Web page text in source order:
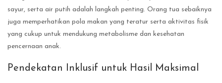
sayur, serta air putih adalah langkah penting. Orang tua sebaiknya
juga memperhatikan pola makan yang teratur serta aktivitas fisik
yang cukup untuk mendukung metabolisme dan kesehatan
pencernaan anak.
Pendekatan Inklusif untuk Hasil Maksimal